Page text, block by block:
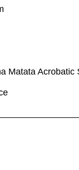
Matata Acrobatic